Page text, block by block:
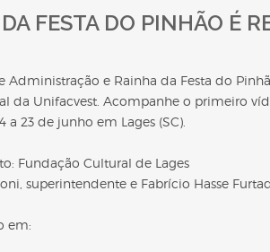
FESTA DO PINHÃO É
Administração e Rainha da Festa do
da Unifacvest. Acompanhe o primeiro
a 23 de junho em Lages (SC).
Fundação Cultural de Lages
superintendente e Fabrício Hasse
em: